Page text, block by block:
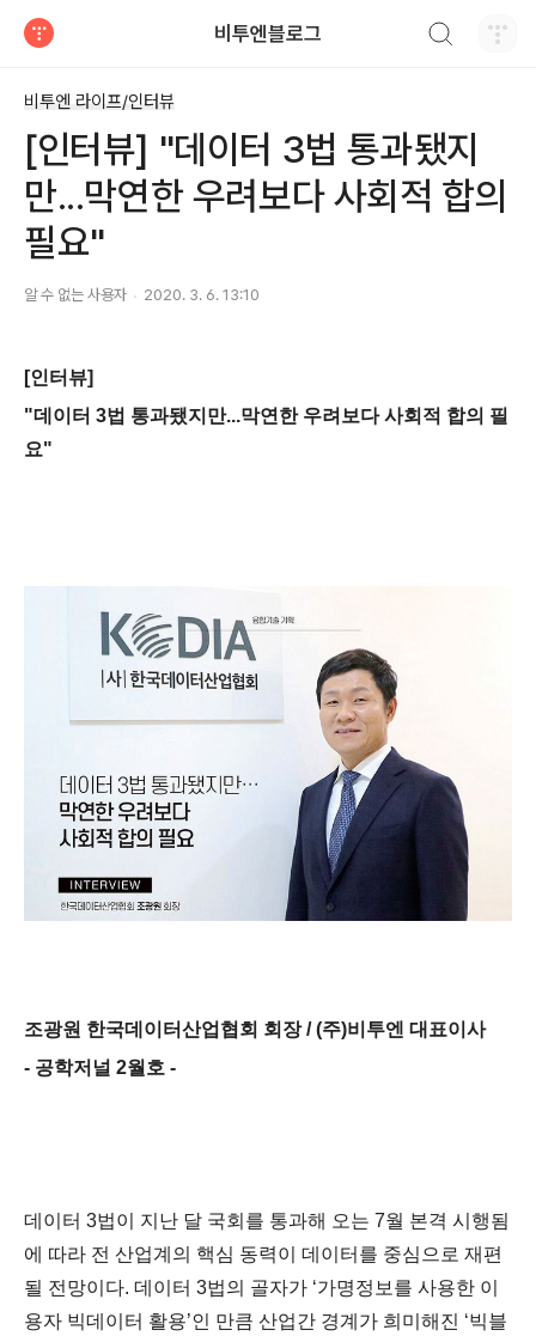
비투엔블로그
비투엔 라이프/인터뷰
[인터뷰] "데이터 3법 통과됐지
만...막연한 우려보다 사회적 합의
필요"
알 수 없는 사용자 2020. 3. 6. 13:10
[인터뷰]
"데이터 3법 통과됐지만...막연한 우려보다 사회적 합의 필
요"
조광원 한국데이터산업협회 회장 / (주)비투엔 대표이사
- 공학저널 2월호 -
데이터 3법이 지난 달 국회를 통과해 오는 7월 본격 시행됨
에 따라 전 산업계의 핵심 동력이 데이터를 중심으로 재편
될 전망이다. 데이터 3법의 골자가 ‘가명정보를 사용한 이
용자 빅데이터 활용’인 만큼 산업간 경계가 희미해진 ‘빅블